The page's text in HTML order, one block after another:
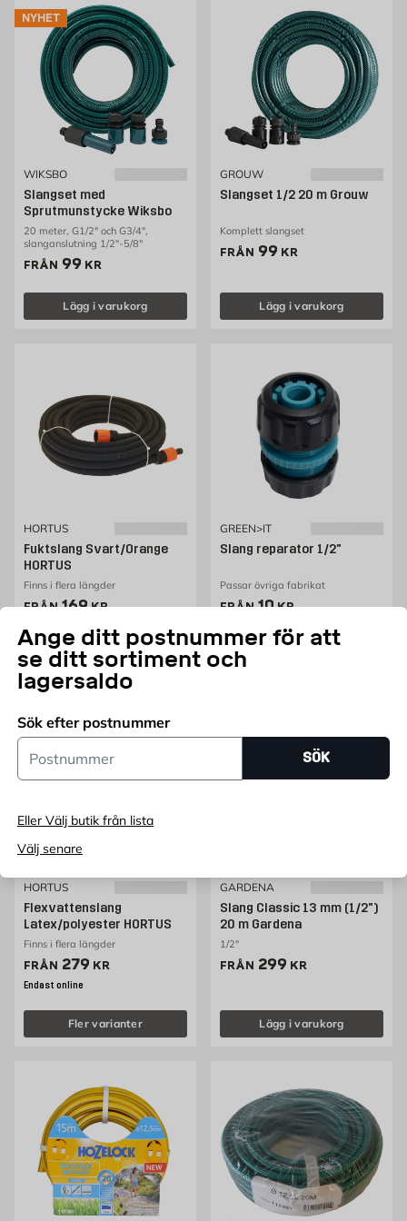
Ange ditt postnummer för att
se ditt sortiment och
lagersaldo
Sök efter postnummer
Postnummer
SÖK
Eller Välj butik från lista
Välj senare
NYHET
WIKSBO
Slangset med
Sprutmunstycke Wiksbo
20 meter, G1/2" och G3/4",
slanganslutning 1/2"-5/8"
FRÅN Pris 99 kr
99 KR
Lägg i varukorg
GROUW
Slangset 1/2 20 m Grouw
Komplett slangset
FRÅN Pris 99 kr
99 KR
Lägg i varukorg
HORTUS
Fuktslang Svart/Orange
HORTUS
Finns i flera längder
FRÅN Pris 169 kr
169KR
Fler varianter
GREEN>IT
Slang reparator 1/2"
Passar övriga fabrikat
FRÅN Pris 10 kr
10KR
HORTUS
Flexvattenslang
Latex/polyester HORTUS
Finns i flera längder
FRÅN Pris 279 kr
279 KR
Endast online
Fler varianter
GARDENA
Slang Classic 13 mm (1/2")
20 m Gardena
1/2"
FRÅN Pris 299 kr
299 KR
Lägg i varukorg